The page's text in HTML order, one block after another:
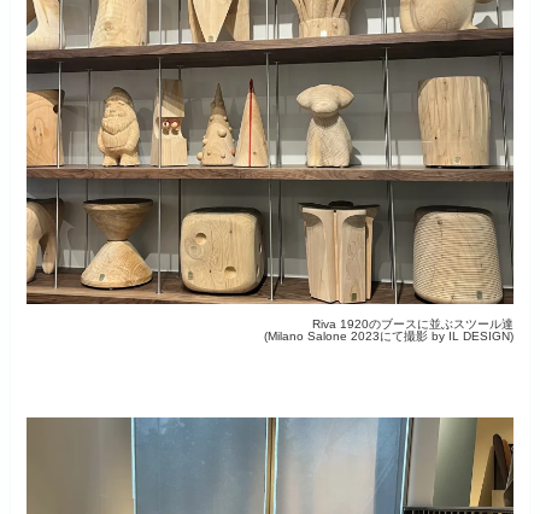
Riva 1920のブースに並ぶスツール達
(Milano Salone 2023にて撮影 by IL DESIGN)